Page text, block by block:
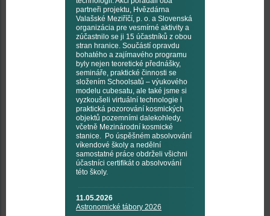
partneři projektu, Hvězdárna
Valašské Meziříčí, p. o. a Slovenská
organizácia pre vesmírné aktivity a
zúčastnilo se ji 15 účastníků z obou
stran hranice. Součástí opravdu
bohatého a zajímavého programu
byly nejen teoretické přednášky,
semináře, praktické činnosti se
složením Schoolsatů – výukového
modelu cubesatu, ale také jsme si
vyzkoušeli virtuální technologie i
praktická pozorování kosmických
objektů pozemními dalekohledy,
včetně Mezinárodní kosmické
stanice. Po úspěšném absolvování
víkendové školy a nedělní
samostatné práce obdrželi všichni
účastníci certifikát o absolvování
této školy.
11.05.2026
Astronomické tábory 2026